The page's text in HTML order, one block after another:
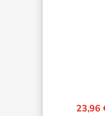
23,96